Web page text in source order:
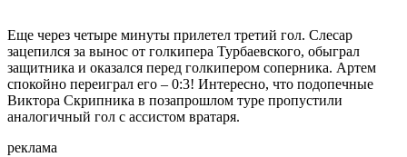
Еще через четыре минуты прилетел третий гол. Слесар
зацепился за вынос от голкипера Турбаевского, обыграл
защитника и оказался перед голкипером соперника. Артем
спокойно переиграл его – 0:3! Интересно, что подопечные
Виктора Скрипника в позапрошлом туре пропустили
аналогичный гол с ассистом вратаря.
реклама